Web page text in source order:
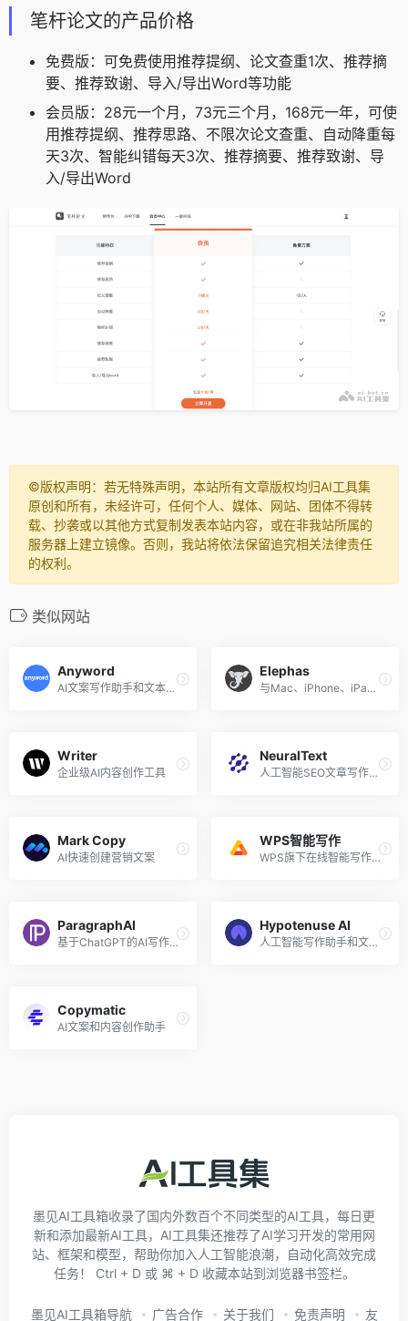
笔杆论文的产品价格
免费版：可免费使用推荐提纲、论文查重1次、推荐摘
要、推荐致谢、导入/导出Word等功能
会员版：28元一个月，73元三个月，168元一年，可使
用推荐提纲、推荐思路、不限次论文查重、自动降重每
天3次、智能纠错每天3次、推荐摘要、推荐致谢、导
入/导出Word
©️版权声明：若无特殊声明，本站所有文章版权均归AI工具集
原创和所有，未经许可，任何个人、媒体、网站、团体不得转
载、抄袭或以其他方式复制发表本站内容，或在非我站所属的
服务器上建立镜像。否则，我站将依法保留追究相关法律责任
的权利。
类似网站
Anyword
AI文案写作助手和文本生成器
Elephas
与Mac、iPhone、iPad集成的个人写作助手
Writer
企业级AI内容创作工具
NeuralText
人工智能SEO文章写作助手
Mark Copy
AI快速创建营销文案
WPS智能写作
WPS旗下在线智能写作工具
ParagraphAI
基于ChatGPT的AI写作应用
Hypotenuse AI
人工智能写作助手和文本生成器
Copymatic
AI文案和内容创作助手
墨见AI工具箱收录了国内外数百个不同类型的AI工具，每日更
新和添加最新AI工具，AI工具集还推荐了AI学习开发的常用网
站、框架和模型，帮助你加入人工智能浪潮，自动化高效完成
任务！ Ctrl + D 或 ⌘ + D 收藏本站到浏览器书签栏。
墨见AI工具箱导航 广告合作 关于我们 免责声明 友